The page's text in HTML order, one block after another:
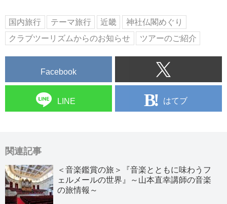
国内旅行 テーマ旅行 近畿
神社仏閣めぐり
クラブツーリズムからのお知らせ
ツアーのご紹介
Facebook
LINE はてブ
関連記事
＜音楽鑑賞の旅＞『音楽とともに味わうフ
ェルメールの世界』～山本直幸講師の音楽
の旅情報～